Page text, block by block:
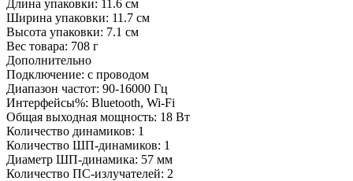
Длина упаковки: 11.6 см
Ширина упаковки: 11.7 см
Высота упаковки: 7.1 см
Вес товара: 708 г
Дополнительно
Подключение: с проводом
Диапазон частот: 90-16000 Гц
Интерфейсы%: Bluetooth, Wi-Fi
Общая выходная мощность: 18 Вт
Количество динамиков: 1
Количество ШП-динамиков: 1
Диаметр ШП-динамика: 57 мм
Количество ПС-излучателей: 2